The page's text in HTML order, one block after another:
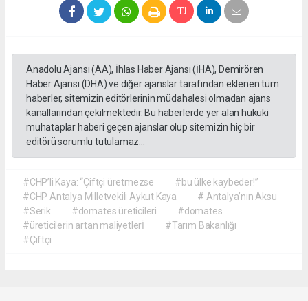
Anadolu Ajansı (AA), İhlas Haber Ajansı (İHA), Demirören
Haber Ajansı (DHA) ve diğer ajanslar tarafından eklenen tüm
haberler, sitemizin editörlerinin müdahalesi olmadan ajans
kanallarından çekilmektedir. Bu haberlerde yer alan hukuki
muhataplar haberi geçen ajanslar olup sitemizin hiç bir
editörü sorumlu tutulamaz...
#CHP’li Kaya: “Çiftçi üretmezse
#bu ülke kaybeder!”
#CHP Antalya Milletvekili Aykut Kaya
# Antalya’nın Aksu
#Serik
#domates üreticileri
#domates
#üreticilerin artan maliyetlerİ
#Tarım Bakanlığı
#Çiftçi